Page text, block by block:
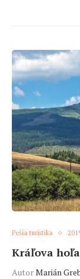
Pešia turistika
Kráľova hoľa
AutorMarián